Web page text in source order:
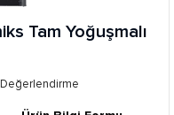
Değerlendirme